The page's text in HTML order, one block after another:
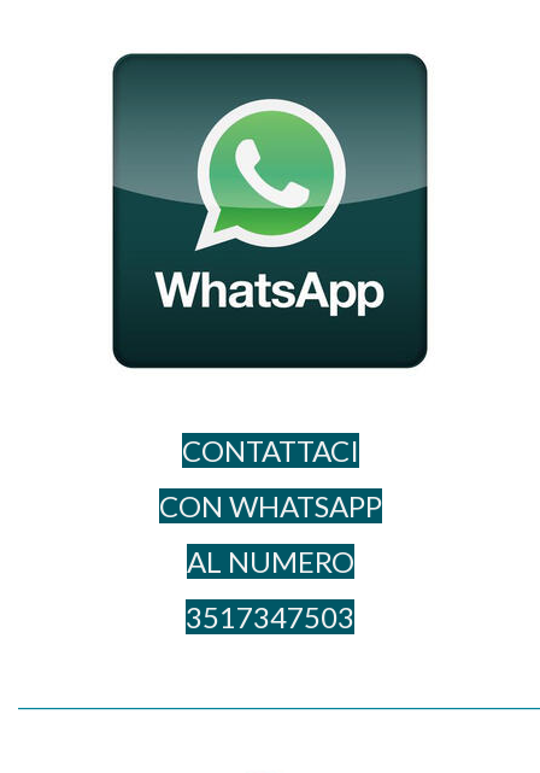
CONTATTACI
CON WHATSAPP
AL NUME​RO
3517347503